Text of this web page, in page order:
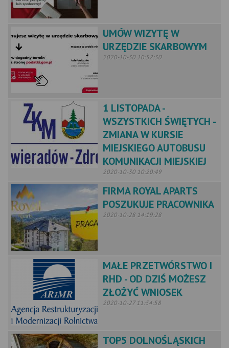
UMÓW WIZYTĘ W
URZĘDZIE SKARBOWYM
2020-10-30 10:52:30
1 LISTOPADA -
WSZYSTKICH ŚWIĘTYCH -
ZMIANA W KURSIE
MIEJSKIEGO AUTOBUSU
KOMUNIKACJI MIEJSKIEJ
2020-10-30 10:20:49
FIRMA ROYAL APARTS
POSZUKUJE PRACOWNIKA
2020-10-28 14:19:28
MAŁE PRZETWÓRSTWO I
RHD - OD DZIŚ MOŻESZ
ZŁOŻYĆ WNIOSEK
2020-10-27 11:54:58
TOP5 DOLNOŚLĄSKICH